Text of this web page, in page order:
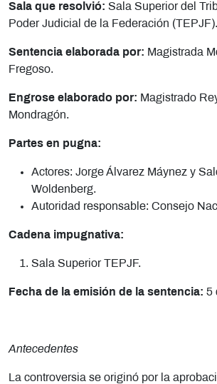
Sala que resolvió: Sala Superior del
Poder Judicial de la Federación (TEPJF).
Sentencia elaborada por: Magistrada
Fregoso.
Engrose elaborado por: Magistrado
Mondragón.
Partes en pugna:
Actores: Jorge Álvarez Máynez y
Woldenberg.
Autoridad responsable: Consejo
Cadena impugnativa:
Sala Superior TEPJF.
Fecha de la emisión de la sentencia: 5
Antecedentes
La controversia se originó por la